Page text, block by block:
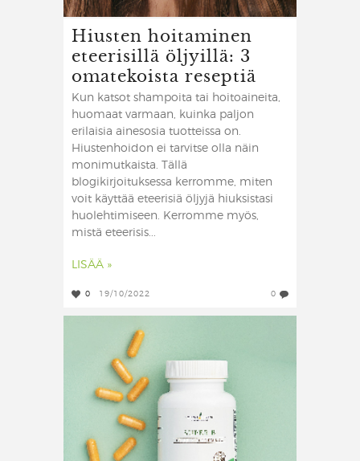
Hiusten hoitaminen
eteerisillä öljyillä: 3
omatekoista reseptiä
Kun katsot shampoita tai hoitoaineita,
huomaat varmaan, kuinka paljon
erilaisia ainesosia tuotteissa on.
Hiustenhoidon ei tarvitse olla näin
monimutkaista. Tällä
blogikirjoituksessa kerromme, miten
voit käyttää eteerisiä öljyjä hiuksistasi
huolehtimiseen. Kerromme myös,
mistä eteerisis...
LISÄÄ »
0 19/10/2022 0